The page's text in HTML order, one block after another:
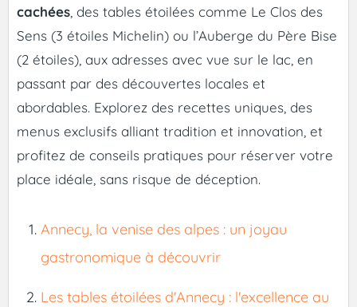
cachées , des tables étoilées comme Le Clos des
Sens (3 étoiles Michelin) ou l’Auberge du Père Bise
(2 étoiles), aux adresses avec vue sur le lac, en
passant par des découvertes locales et
abordables. Explorez des recettes uniques, des
menus exclusifs alliant tradition et innovation, et
profitez de conseils pratiques pour réserver votre
place idéale, sans risque de déception.
Annecy, la venise des alpes : un joyau
gastronomique à découvrir
Les tables étoilées d'Annecy : l'excellence au